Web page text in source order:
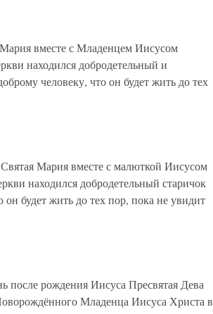
вместе с Младенцем Иисусом
находился добродетельный и
человеку, что он будет жить до тех
Мария вместе с малюткой Иисусом
находился добродетельный старичок
будет жить до тех пор, пока не увидит
рождения Иисуса Пресвятая Дева
Младенца Иисуса Христа в